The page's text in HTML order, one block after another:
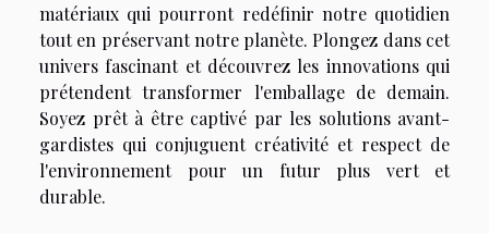
matériaux qui pourront redéfinir notre quotidien
tout en préservant notre planète. Plongez dans cet
univers fascinant et découvrez les innovations qui
prétendent transformer l'emballage de demain.
Soyez prêt à être captivé par les solutions avant-
gardistes qui conjuguent créativité et respect de
l'environnement pour un futur plus vert et
durable.